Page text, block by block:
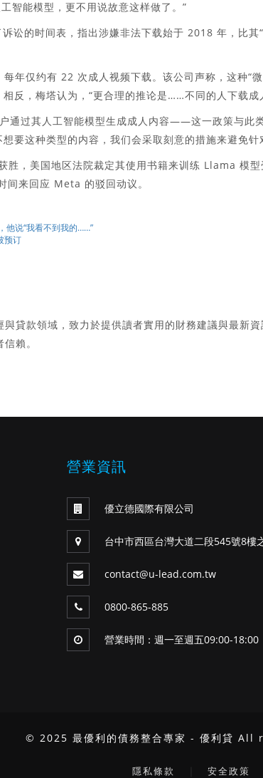
智能模型，更不用说故意这样做了。”
讼的时间表，指出涉嫌非法下载始于 2018 年，比其
年仅约有 22 次成人视频下载。该公司声称，这种“
反，梅塔认为，“更合理的推论是……不同的人下载成
通过其人工智能模型生成成人内容——这一政策与此
要这种类型的内容，我们会采取刻意的措施来避免针
，美国地区法院裁定其使用书籍来训练 Llama 模型
来回应 Meta 的驳回动议。
他说“我看不到我的……”
预订
貸款領域，致力於提供讀者實用的財務建議與最新
賴。
營業資訊
優立德國際有限公司
台中市西區台灣大道二段545號8樓
contact@u-lead.com.tw
0800-865-885
營業時間：週一至週五09:00-18:00
© 2025 最優利的債務整合專家 - 優利貸
隱私條款 安全政策